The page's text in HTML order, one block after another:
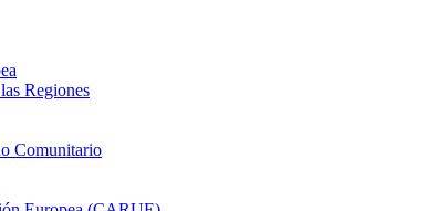
Regiones
Comunitario